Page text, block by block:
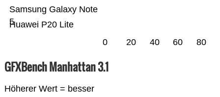
Huawei P20 Lite
Samsung Galaxy Note
5
0 20 40 60 80
GFXBench Manhattan 3.1
Höherer Wert = besser